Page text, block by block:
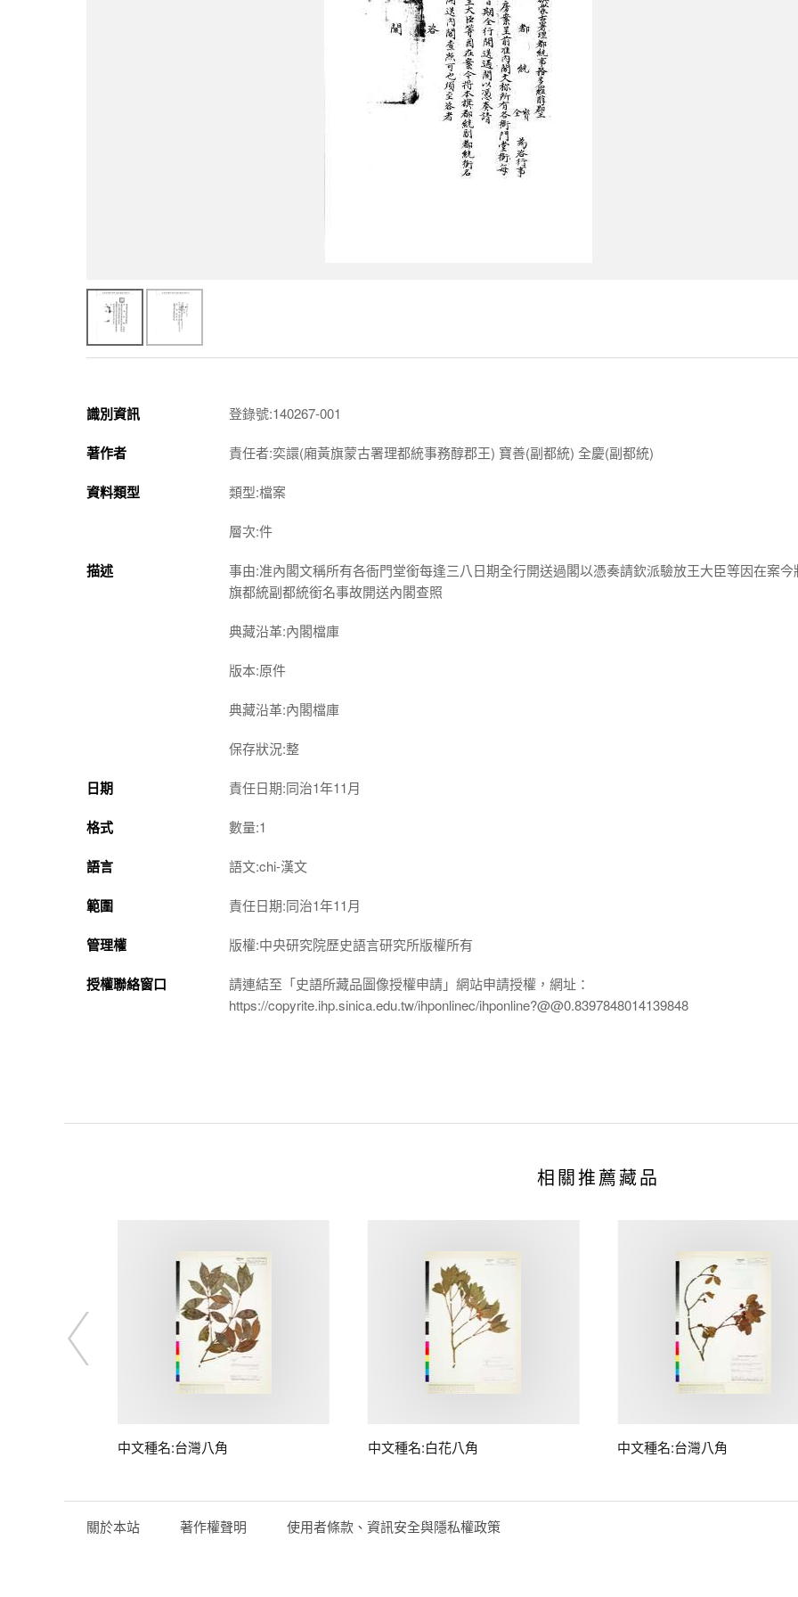
識別資訊 登錄號:140267-001
著作者 責任者:奕譞(廂黃旗蒙古署理都統事務醇郡王) 寶善(副都統) 全慶(副都統)
資料類型 類型:檔案
層次:件
描述
事由:准內閣文稱所有各衙門堂銜每逢三八日期全行開送過閣以憑奏請欽派驗放王大臣等因在案今
旗都統副都統銜名事故開送內閣查照
典藏沿革:內閣檔庫
版本:原件
典藏沿革:內閣檔庫
保存狀況:整
日期 責任日期:同治1年11月
格式 數量:1
語言 語文:chi-漢文
範圍 責任日期:同治1年11月
管理權 版權:中央研究院歷史語言研究所版權所有
授權聯絡窗口
請連結至「史語所藏品圖像授權申請」網站申請授權，網址：
https://copyrite.ihp.sinica.edu.tw/ihponlinec/ihponline?@@0.8397848014139848
相關推薦藏品
中文種名:台灣八角 中文種名:白花八角 中文種名:台灣八角
關於本站 著作權聲明 使用者條款、資訊安全與隱私權政策